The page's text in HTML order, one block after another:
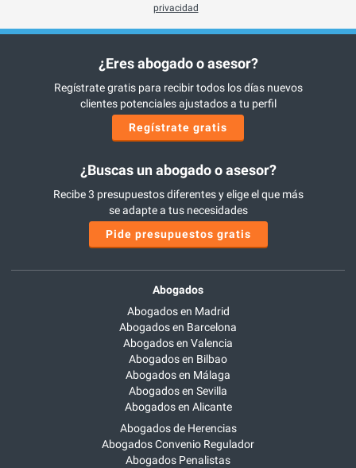
privacidad
¿Eres abogado o asesor?
Regístrate gratis para recibir todos los días nuevos
clientes potenciales ajustados a tu perfil
Regístrate gratis
¿Buscas un abogado o asesor?
Recibe 3 presupuestos diferentes y elige el que más
se adapte a tus necesidades
Pide presupuestos gratis
Abogados
Abogados en Madrid
Abogados en Barcelona
Abogados en Valencia
Abogados en Bilbao
Abogados en Málaga
Abogados en Sevilla
Abogados en Alicante
Abogados de Herencias
Abogados Convenio Regulador
Abogados Penalistas